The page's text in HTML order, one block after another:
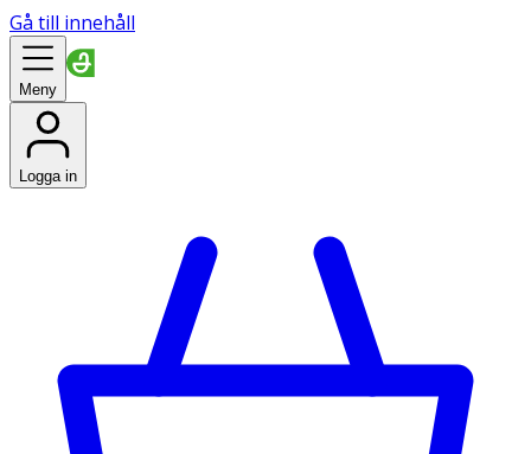
Gå till innehåll
Meny
Logga in